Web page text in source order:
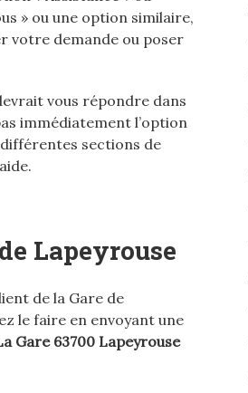
» ou une option similaire,
votre demande ou poser
vous répondre dans
immédiatement l’option
sections de
Lapeyrouse
de la Gare de
le faire en envoyant une
Gare 63700 Lapeyrouse